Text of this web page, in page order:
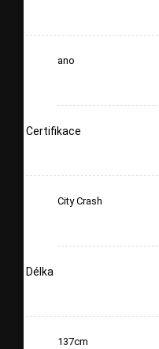
ano
Certifikace
City Crash
Délka
137cm